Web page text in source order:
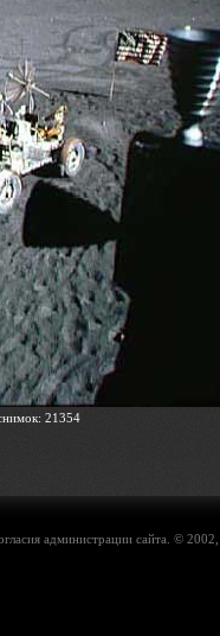
21354
администрации сайта. ©